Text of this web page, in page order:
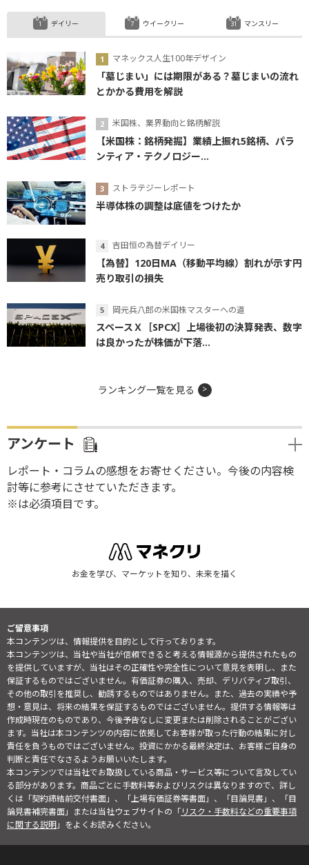
デイリー
マネックス人生100年デザイン
「墓じまい」には期限がある？墓じまいの流れ
とかかる費用を解説
米国株、業界動向と銘柄解説
【米国株：銘柄発掘】業績上振れ5銘柄、パラ
ンティア・テクノロジー...
ストラテジーレポート
半導体株の調整は底値をつけたか
吉田恒の為替デイリー
【為替】120日MA（移動平均線）割れが示す円
売り取引の損失
岡元兵八郎の米国株マスターへの道
スペースＸ［SPCX］上場後初の決算発表、数字
は良かったが株価が下落...
ウイークリー マンスリー
ランキング一覧を見る
アンケート
レポート・コラムの感想をお寄せください。今後の内容検
討等に参考にさせていただきます。
※は必須項目です。
お金を学び、マーケットを知り、未来を描く
ご留意事項
本コンテンツは、情報提供を目的として行っております。
本コンテンツは、当社や当社が信頼できると考える情報源から提供されたもの
を提供していますが、当社はその正確性や完全性について意見を表明し、また
保証するものではございません。有価証券の購入、売却、デリバティブ取引、
その他の取引を推奨し、勧誘するものではありません。また、過去の実績や予
想・意見は、将来の結果を保証するものではございません。提供する情報等は
作成時現在のものであり、今後予告なしに変更または削除されることがござい
ます。当社は本コンテンツの内容に依拠してお客様が取った行動の結果に対し
責任を負うものではございません。投資にかかる最終決定は、お客様ご自身の
判断と責任でなさるようお願いいたします。
本コンテンツでは当社でお取扱している商品・サービス等について言及してい
る部分があります。商品ごとに手数料等およびリスクは異なりますので、詳し
くは「契約締結前交付書面」、「上場有価証券等書面」、「目論見書」、「目
論見書補完書面」または当社ウェブサイトの「リスク・手数料などの重要事項
に関する説明」をよくお読みください。